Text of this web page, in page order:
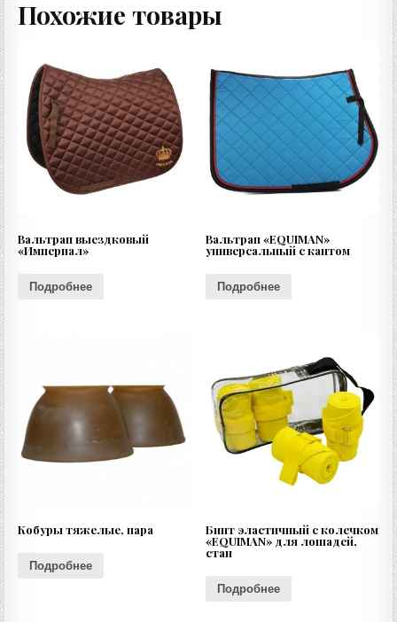
Похожие товары
Вальтрап выездковый
«Империал»
Подробнее
Вальтрап «EQUIMAN»
универсальный с кантом
Подробнее
Кобуры тяжелые, пара
Подробнее
Бинт эластичный с колечком
«EQUIMAN» для лошадей,
стан
Подробнее